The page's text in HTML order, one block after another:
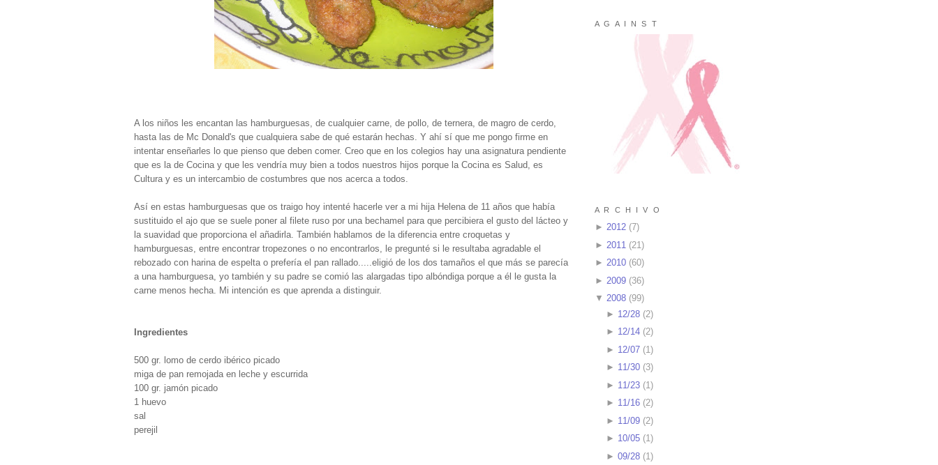
A los niños les encantan las hamburguesas, de cualquier carne, de pollo, de ternera, de magro de cerdo,
hasta las de Mc Donald's que cualquiera sabe de qué estarán hechas. Y ahí sí que me pongo firme en
intentar enseñarles lo que pienso que deben comer. Creo que en los colegios hay una asignatura pendiente
que es la de Cocina y que les vendría muy bien a todos nuestros hijos porque la Cocina es Salud, es
Cultura y es un intercambio de costumbres que nos acerca a todos.
Así en estas hamburguesas que os traigo hoy intenté hacerle ver a mi hija Helena de 11 años que había
sustituido el ajo que se suele poner al filete ruso por una bechamel para que percibiera el gusto del lácteo y
la suavidad que proporciona el añadirla. También hablamos de la diferencia entre croquetas y
hamburguesas, entre encontrar tropezones o no encontrarlos, le pregunté si le resultaba agradable el
rebozado con harina de espelta o prefería el pan rallado.....eligió de los dos tamaños el que más se parecía
a una hamburguesa, yo también y su padre se comió las alargadas tipo albóndiga porque a él le gusta la
carne menos hecha. Mi intención es que aprenda a distinguir.
Ingredientes
500 gr. lomo de cerdo ibérico picado
miga de pan remojada en leche y escurrida
100 gr. jamón picado
1 huevo
sal
perejil
A G A I N S T
A R C H I V O
► 2012 (7)
► 2011 (21 )
► 2010 (60)
► 2009 (36)
▼ 2008 (99)
► 12/28(2)
► 12/14(2)
► 12/07(1)
► 11/30(3)
► 11/23(1)
► 11/16(2)
► 11/09(2)
► 10/05(1)
► 09/28(1)